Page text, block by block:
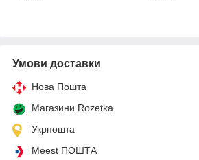
Умови доставки
Нова Пошта
Магазини Rozetka
Укрпошта
Meest ПОШТА